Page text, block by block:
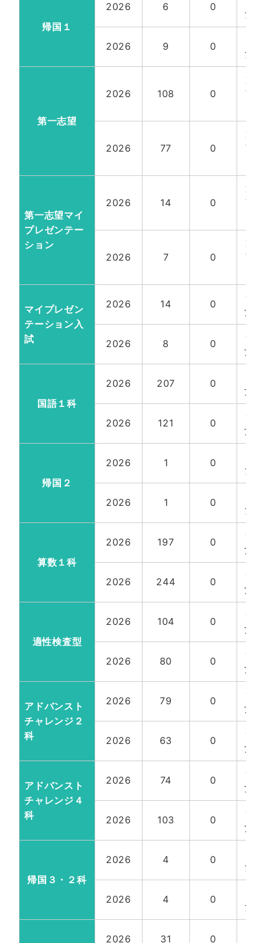
帰国１
2026 6 0
女
2026 9 0
女
第一志望
2026 108 0
第
望
2026 77 0
第
望
第一志望マイ
プレゼンテー
ション
2026 14 0
第
望
2026 7 0
第
望
マイプレゼン
テーション入
試
2026 14 0
一
女
2026 8 0
一
女
国語１科
2026 207 0
一
女
2026 121 0
一
女
帰国２
2026 1 0
女
2026 1 0
女
算数１科
2026 197 0
一
女
2026 244 0
一
女
適性検査型
2026 104 0
一
女
2026 80 0
一
女
アドバンスト
チャレンジ２
科
2026 79 0
一
女
2026 63 0
一
女
アドバンスト
チャレンジ４
科
2026 74 0
一
女
2026 103 0
一
女
帰国３・２科
2026 4 0
女
2026 4 0
女
2026 31 0